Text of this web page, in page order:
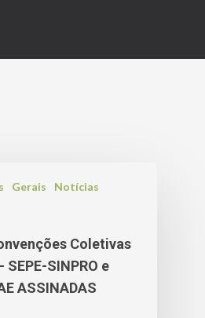
Gerais
Notícias
Coletivas
SEPE-SINPRO e
ASSINADAS